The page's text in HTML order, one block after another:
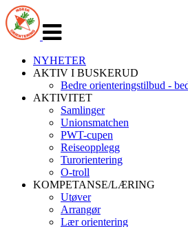
navigasjon
NYHETER
AKTIV I BUSKERUD
Bedre orienteringstilbud -
AKTIVITET
Samlinger
Unionsmatchen
PWT-cupen
Reiseopplegg
Turorientering
O-troll
KOMPETANSE/LÆRING
Utøver
Arrangør
Lær orientering